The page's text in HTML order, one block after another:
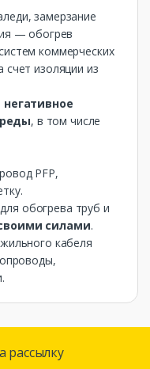
замерзание
— обогрев
коммерческих
изоляции из
негативное
, в том числе
PFP,
для обогрева труб и
силами.
кабеля
рассылку